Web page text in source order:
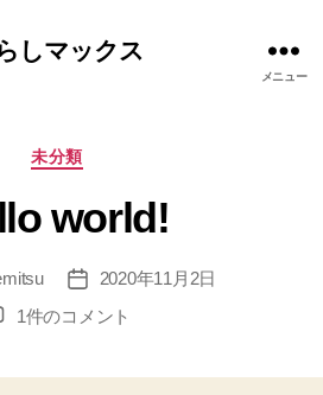
しマックス
メニュー
カ
ゴ
リ
未分類
world!
投
稿
2020年11月2日
Hello
1件のコメント